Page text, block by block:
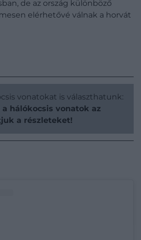
de az ország különböző
elérhetővé válnak a horvát
vonatokat is választhatunk:
hálókocsis vonatok az
a részleteket!